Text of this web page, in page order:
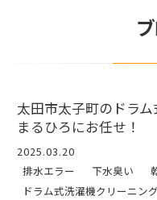
太田市太子町のドラ
まるひろにお任せ！
2025.03.20
排水エラー
下水臭い
ドラム式洗濯機クリーニング